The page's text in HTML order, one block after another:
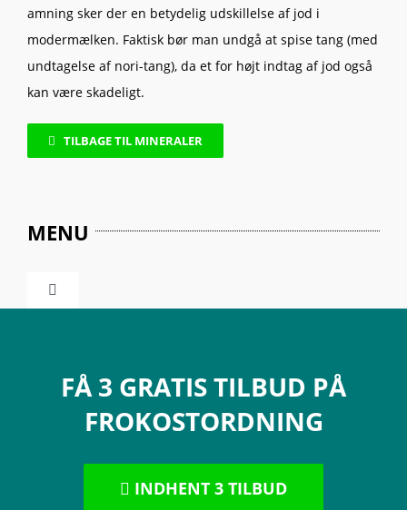
amning sker der en betydelig udskillelse af jod i
modermælken. Faktisk bør man undgå at spise tang (med
undtagelse af nori-tang), da et for højt indtag af jod også
kan være skadeligt.
TILBAGE TIL MINERALER
MENU
Toggle
Mad & Sundhed
Fødevareallergi
FÅ 3 GRATIS TILBUD PÅ
FROKOSTORDNING
INDHENT 3 TILBUD